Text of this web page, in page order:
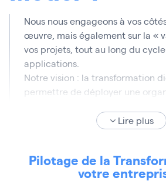
Nous nous engageons à vos
œuvre, mais également sur la «
vos projets, tout au long du
applications.
Notre vision : la transformation
permettre de déployer une
qui font vivre et développent
Lire plus